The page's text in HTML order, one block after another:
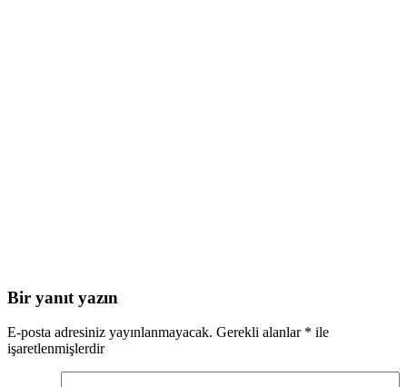
Bir yanıt yazın
E-posta adresiniz yayınlanmayacak. Gerekli alanlar * ile
işaretlenmişlerdir